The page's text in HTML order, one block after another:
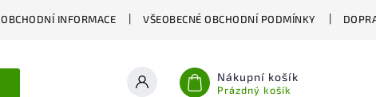
OBCHODNÍ INFORMACE VŠEOBECNÉ OBCHODNÍ PODMÍNKY
Nákupní košík
Prázdný košík